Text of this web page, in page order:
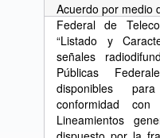
Acuerdo por medio
Federal de
“Listado y
señales
Públicas
disponibles
conformidad
Lineamientos